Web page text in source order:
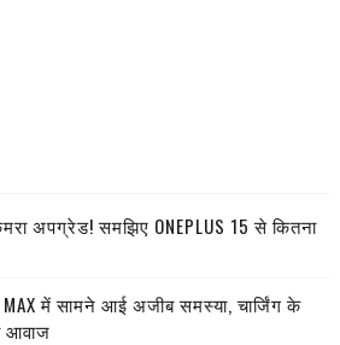
अपग्रेड! समझिए ONEPLUS 15 से कितना
MAX में सामने आई अजीब समस्या, चार्जिंग के
आवाज